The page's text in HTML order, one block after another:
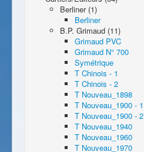
Berliner (1)
Berliner
B.P. Grimaud (11)
Grimaud PVC
Grimaud N° 700
Symétrique
T Chinois - 1
T Chinois - 2
T Nouveau_1898
T Nouveau_1900 - 1
T Nouveau_1900 - 2
T Nouveau_1940
T Nouveau_1960
T Nouveau_1970